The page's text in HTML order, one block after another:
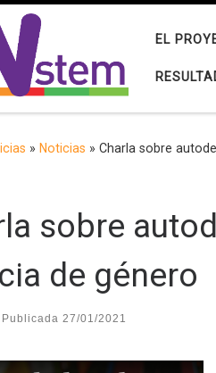
EL
» Noticias » Charla sobre
sobre
de género
Publicada 27/01/2021